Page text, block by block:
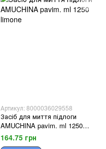
Артикул: 8000036029558
Засіб для миття підлоги
AMUCHINA pavim. ml 1250
limone
164.75 грн